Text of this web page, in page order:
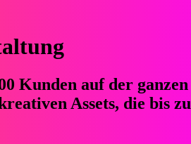
Kunden auf der ganzen
Assets, die bis zu